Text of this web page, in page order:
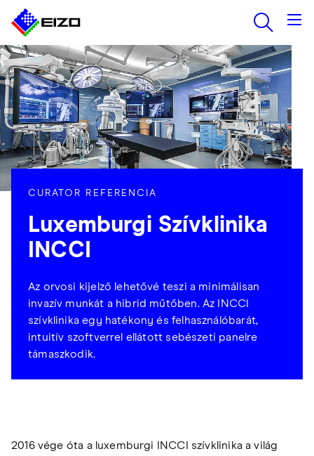
CURATOR REFERENCIA
Luxemburgi Szívklinika
INCCI
Az orvosi kijelző lehetővé teszi a minimálisan
invazív munkát a hibrid műtőben. Az INCCI
szívklinika egy hatékony és felhasználóbarát,
intuitív szoftverrel ellátott sebészeti panelre
támaszkodik.
2016 vége óta a luxemburgi INCCI szívklinika a világ